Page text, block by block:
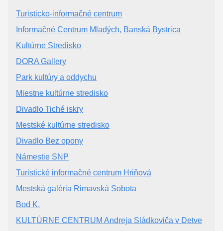
Turisticko-informačné centrum
Informačné Centrum Mladých, Banská Bystrica
Kultúrne Stredisko
DORA Gallery
Park kultúry a oddychu
Miestne kultúrne stredisko
Divadlo Tiché iskry
Mestské kultúrne stredisko
Divadlo Bez opony
Námestie SNP
Turistické informačné centrum Hriňová
Mestská galéria Rimavská Sobota
Bod K.
KULTÚRNE CENTRUM Andreja Sládkoviča v Detve